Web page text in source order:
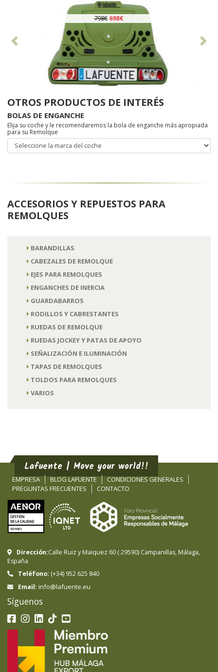
OTROS PRODUCTOS DE INTERÉS
BOLAS DE ENGANCHE
Elija su coche y le recomendaremos la bola de enganche más apropiada
para su Remolque
ACCESORIOS Y REPUESTOS PARA
REMOLQUES
BARANDILLAS
CABEZALES DE REMOLQUE
EJES PARA REMOLQUES
ENGANCHES DE INERCIA
GUARDABARROS
RODILLOS Y CABRESTANTES
RUEDAS DE REMOLQUE
RUEDAS JOCKEY Y PATAS DE APOYO
SEÑALIZACIÓN E ILUMINACIÓN
TAPAS DE REMOLQUES
TOLDOS PARA REMOLQUES
VARIOS
Lafuente | Move your world!!
EMPRESA BLOG LAFUENTE
CONDICIONES GENERALES
PREGUNTAS FRECUENTES
CONTACTO
Dirección:Calle Ruiz y Maiquez 60 (29590) Campanillas, Málaga,
España
Teléfono: (+34) 952 625 840
Email: info@lafuente.eu
Síguenos